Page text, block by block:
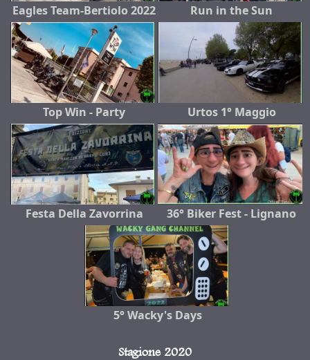
Eagles Team-Bertiolo 2022 Run in the Sun
Top Win - Party Urtos 1° Maggio
Festa Della Zavorrina 36° Biker Fest - Lignano
5° Wacky's Days
Stagione 2020